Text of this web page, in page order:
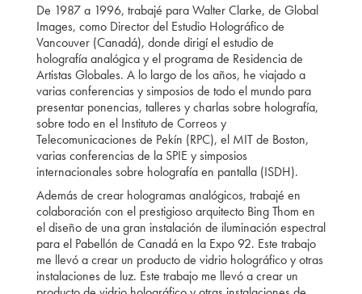
De 1987 a 1996, trabajé para Walter Clarke, de Global
Images, como Director del Estudio Holográfico de
Vancouver (Canadá), donde dirigí el estudio de
holografía analógica y el programa de Residencia de
Artistas Globales. A lo largo de los años, he viajado a
varias conferencias y simposios de todo el mundo para
presentar ponencias, talleres y charlas sobre holografía,
sobre todo en el Instituto de Correos y
Telecomunicaciones de Pekín (RPC), el MIT de Boston,
varias conferencias de la SPIE y simposios
internacionales sobre holografía en pantalla (ISDH).
Además de crear hologramas analógicos, trabajé en
colaboración con el prestigioso arquitecto Bing Thom en
el diseño de una gran instalación de iluminación espectral
para el Pabellón de Canadá en la Expo 92. Este trabajo
me llevó a crear un producto de vidrio holográfico y otras
instalaciones de luz. Este trabajo me llevó a crear un